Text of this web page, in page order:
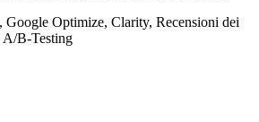
Google Optimize, Clarity, Recensioni dei
A/B-Testing